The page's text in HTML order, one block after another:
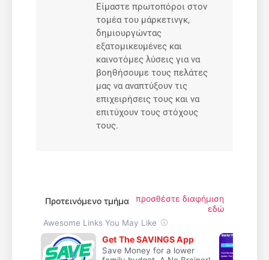
Είμαστε πρωτοπόροι στον
τομέα του μάρκετινγκ,
δημιουργώντας
εξατομικευμένες και
καινοτόμες λύσεις για να
βοηθήσουμε τους πελάτες
μας να αναπτύξουν τις
επιχειρήσεις τους και να
επιτύχουν τους στόχους
τους.
Προτεινόμενο τμήμα
προσθέστε διαφήμιση
εδώ